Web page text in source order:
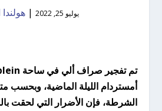
يوليو 25, 2022 |هولندا
أمستردام الليلة الماضية، وبحسب
الشرطة، فإن الأضرار التي لحقت